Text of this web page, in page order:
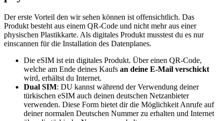
Der erste Vorteil den wir sehen können ist offensichtlich. Das
Produkt besteht aus einem QR-Code und nicht mehr aus einer
physischen Plastikkarte. Als digitales Produkt musstest du es nur
einscannen für die Installation des Datenplanes.
Die eSIM ist ein digitales Produkt. Über einen QR-Code,
welche am Ende deines Kaufs an deine E-Mail verschickt
wird, erhältst du Internet.
Dual SIM: DU kannst während der Verwendung deiner
türkischen eSIM auch deinen deutschen Netzanbieter
verwenden. Diese Form bietet dir die Möglichkeit Anrufe auf
deiner normalen Deutschen Nummer zu erhalten und Internet